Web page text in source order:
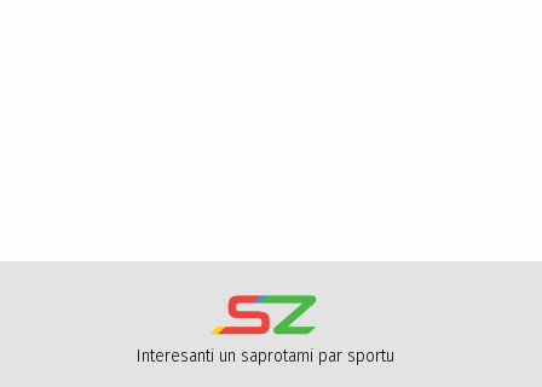
Interesanti un saprotami par sportu